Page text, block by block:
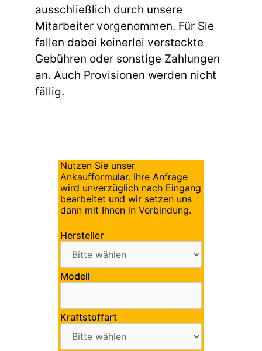
ausschließlich durch unsere
Mitarbeiter vorgenommen. Für Sie
fallen dabei keinerlei versteckte
Gebühren oder sonstige Zahlungen
an. Auch Provisionen werden nicht
fällig.
Nutzen Sie unser
Ankaufformular. Ihre Anfrage
wird unverzüglich nach Eingang
bearbeitet und wir setzen uns
dann mit Ihnen in Verbindung.
Hersteller
Modell
Kraftstoffart